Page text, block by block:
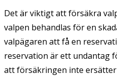
Det är viktigt att försäkra
valpen behandlas för en
valpägaren att få en
reservation är ett undantag
att försäkringen inte